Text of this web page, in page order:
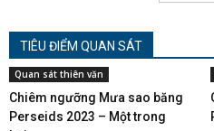
TIÊU ĐIỂM QUAN SÁT
Quan sát thiên văn
Chiêm ngưỡng Mưa sao băng
Perseids 2023 – Một trong